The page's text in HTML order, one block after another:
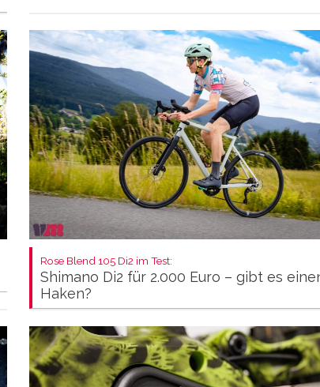
Rose Blend 105 Di2 im Test:
Shimano Di2 für 2.000 Euro – gibt es
Haken?